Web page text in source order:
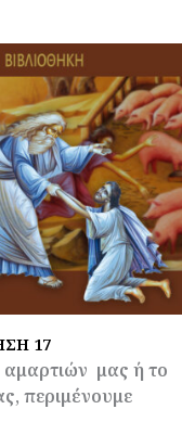
17
μας ή το
περιμένουμε